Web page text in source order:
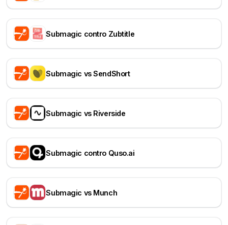
Submagic contro Zubtitle
Submagic vs SendShort
Submagic vs Riverside
Submagic contro Quso.ai
Submagic vs Munch